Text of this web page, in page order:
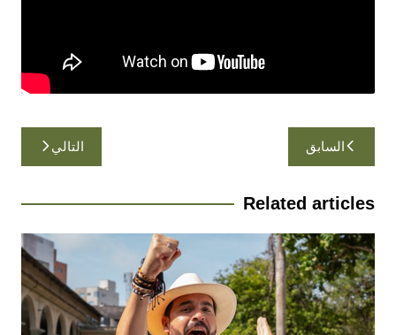
تصفّح
المقالات
السابق التالي
Related articles